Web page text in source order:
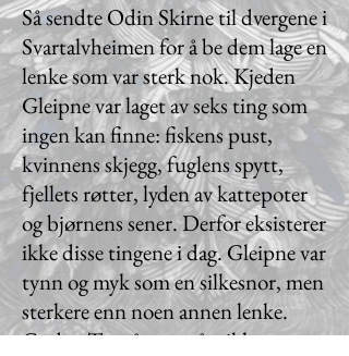
Så sendte Odin Skirne til dvergene i
Svartalvheimen for å be dem lage en
lenke som var sterk nok. Kjeden
Gleipne var laget av seks ting som
ingen kan finne: fiskens pust,
kvinnens skjegg, fuglens spytt,
fjellets røtter, lyden av kattepoter
og bjørnens sener. Derfor eksisterer
ikke disse tingene i dag. Gleipne var
tynn og myk som en silkesnor, men
sterkere enn noen annen lenke.
Guden Ty måtte også stikke